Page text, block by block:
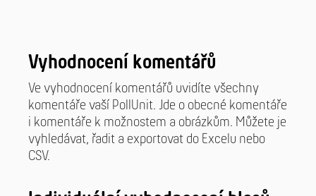
Vyhodnocení komentářů
Ve vyhodnocení komentářů uvidíte všechny
komentáře vaší PollUnit. Jde o obecné komentáře
i komentáře k možnostem a obrázkům. Můžete je
vyhledávat, řadit a exportovat do Excelu nebo
CSV.